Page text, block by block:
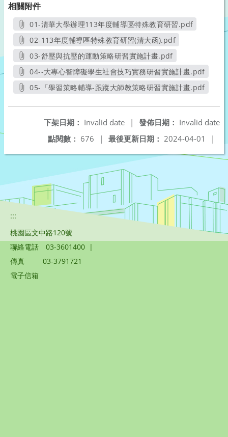
相關附件
01-清華大學辦理113年度輔導區特殊教育研習.pdf
另開新視窗
02-113年度輔導區特殊教育研習(清大函).pdf
另開新視窗
03-舒壓與抗壓的運動策略研習實施計畫.pdf
另開新視窗
04--大專心智障礙學生社會技巧實務研習實施計畫.pdf
另開新視窗
05-「學習策略輔導-跟蹤大師教策略研習實施計畫.pdf
發佈日期： Invalid date
下架日期： Invalid date
|
最後更新日期： 2024-04-01 |
點閱數： 676 |
:::
桃園區文中路120號
聯絡電話
03-3601400 |
傳真
03-3791721
電子信箱